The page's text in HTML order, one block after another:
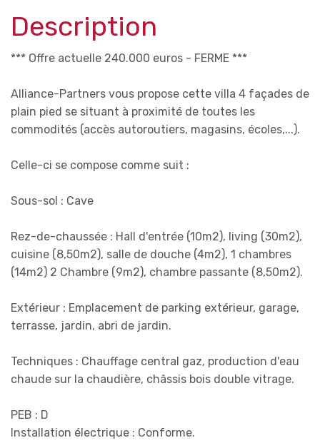
Description
*** Offre actuelle 240.000 euros - FERME ***
Alliance-Partners vous propose cette villa 4 façades de
plain pied se situant à proximité de toutes les
commodités (accès autoroutiers, magasins, écoles,...).
Celle-ci se compose comme suit :
Sous-sol : Cave
Rez-de-chaussée : Hall d'entrée (10m2), living (30m2),
cuisine (8,50m2), salle de douche (4m2), 1 chambres
(14m2) 2 Chambre (9m2), chambre passante (8,50m2).
Extérieur : Emplacement de parking extérieur, garage,
terrasse, jardin, abri de jardin.
Techniques : Chauffage central gaz, production d'eau
chaude sur la chaudière, châssis bois double vitrage.
PEB : D
Installation électrique : Conforme.